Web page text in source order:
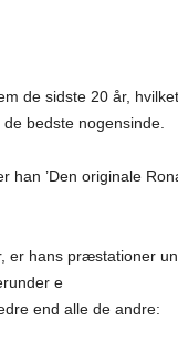
de sidste 20 år,
bedste nogensinde.
’Den originale
er hans præstationer
e
end alle de andre: